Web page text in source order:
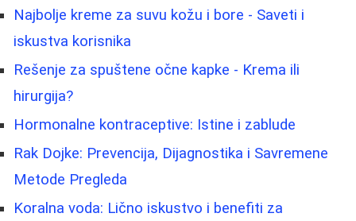
Najbolje kreme za suvu kožu i bore - Saveti i
iskustva korisnika
Rešenje za spuštene očne kapke - Krema ili
hirurgija?
Hormonalne kontraceptive: Istine i zablude
Rak Dojke: Prevencija, Dijagnostika i Savremene
Metode Pregleda
Koralna voda: Lično iskustvo i benefiti za